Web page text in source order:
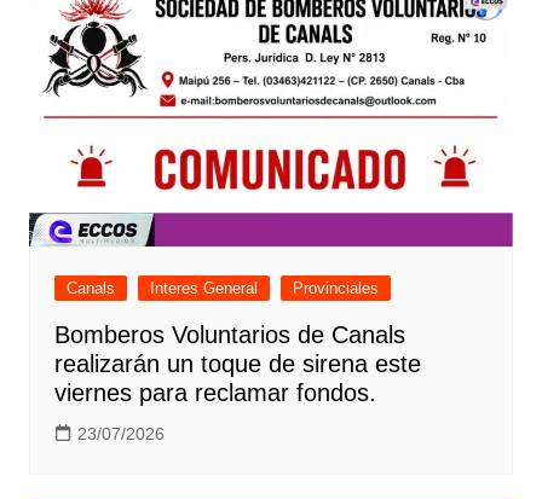
Canals Interes General Provinciales
Bomberos Voluntarios de Canals
realizarán un toque de sirena este
viernes para reclamar fondos.
23/07/2026